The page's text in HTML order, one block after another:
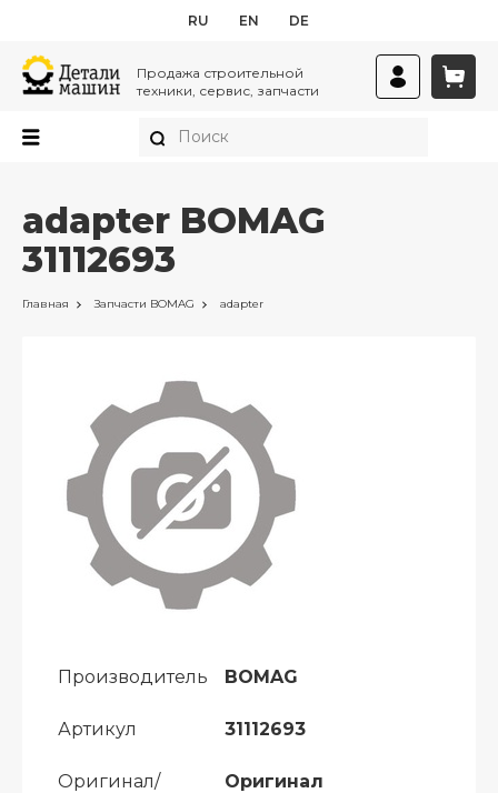
RU EN DE
Продажа строительной
техники, сервис, запчасти
adapter BOMAG
31112693
Главная Запчасти BOMAG adapter
Производитель BOMAG
Артикул 31112693
Оригинал/
Оригинал